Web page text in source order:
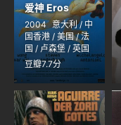
爱神 Eros
2004 意大利 / 中
国香港 / 美国 / 法
国 / 卢森堡 / 英国
豆瓣7.7分